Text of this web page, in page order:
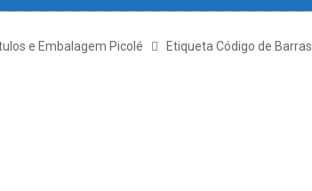
e Embalagem Picolé Etiqueta Código de Barras